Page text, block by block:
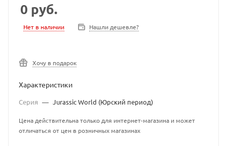
0 руб.
Нет в наличии Нашли дешевле?
Хочу в подарок
Характеристики
Серия — Jurassic World (Юрский период)
Цена действительна только для интернет-магазина и может
отличаться от цен в розничных магазинах